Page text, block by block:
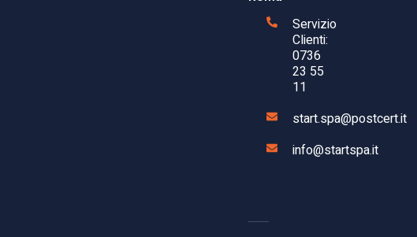
Servizio
Clienti:
0736
23 55
11
start.spa@postcert.it
info@startspa.it